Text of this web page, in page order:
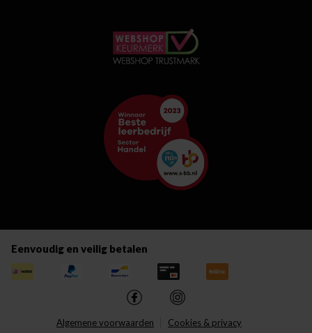
Eenvoudig en veilig betalen
Algemene voorwaarden
Cookies & privacy